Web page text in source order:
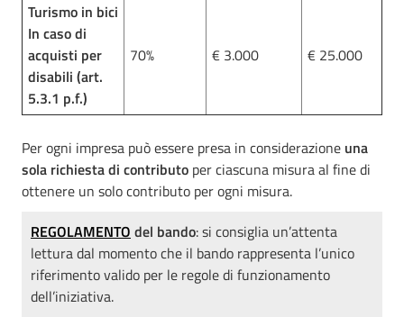
Turismo in bici
In caso di
acquisti per
disabili (art.
5.3.1 p.f.)
70% € 3.000 € 25.000
Per ogni impresa può essere presa in considerazione una
sola richiesta di contributo per ciascuna misura al fine di
ottenere un solo contributo per ogni misura.
REGOLAMENTO del bando: si consiglia un’attenta
lettura dal momento che il bando rappresenta l’unico
riferimento valido per le regole di funzionamento
dell’iniziativa.